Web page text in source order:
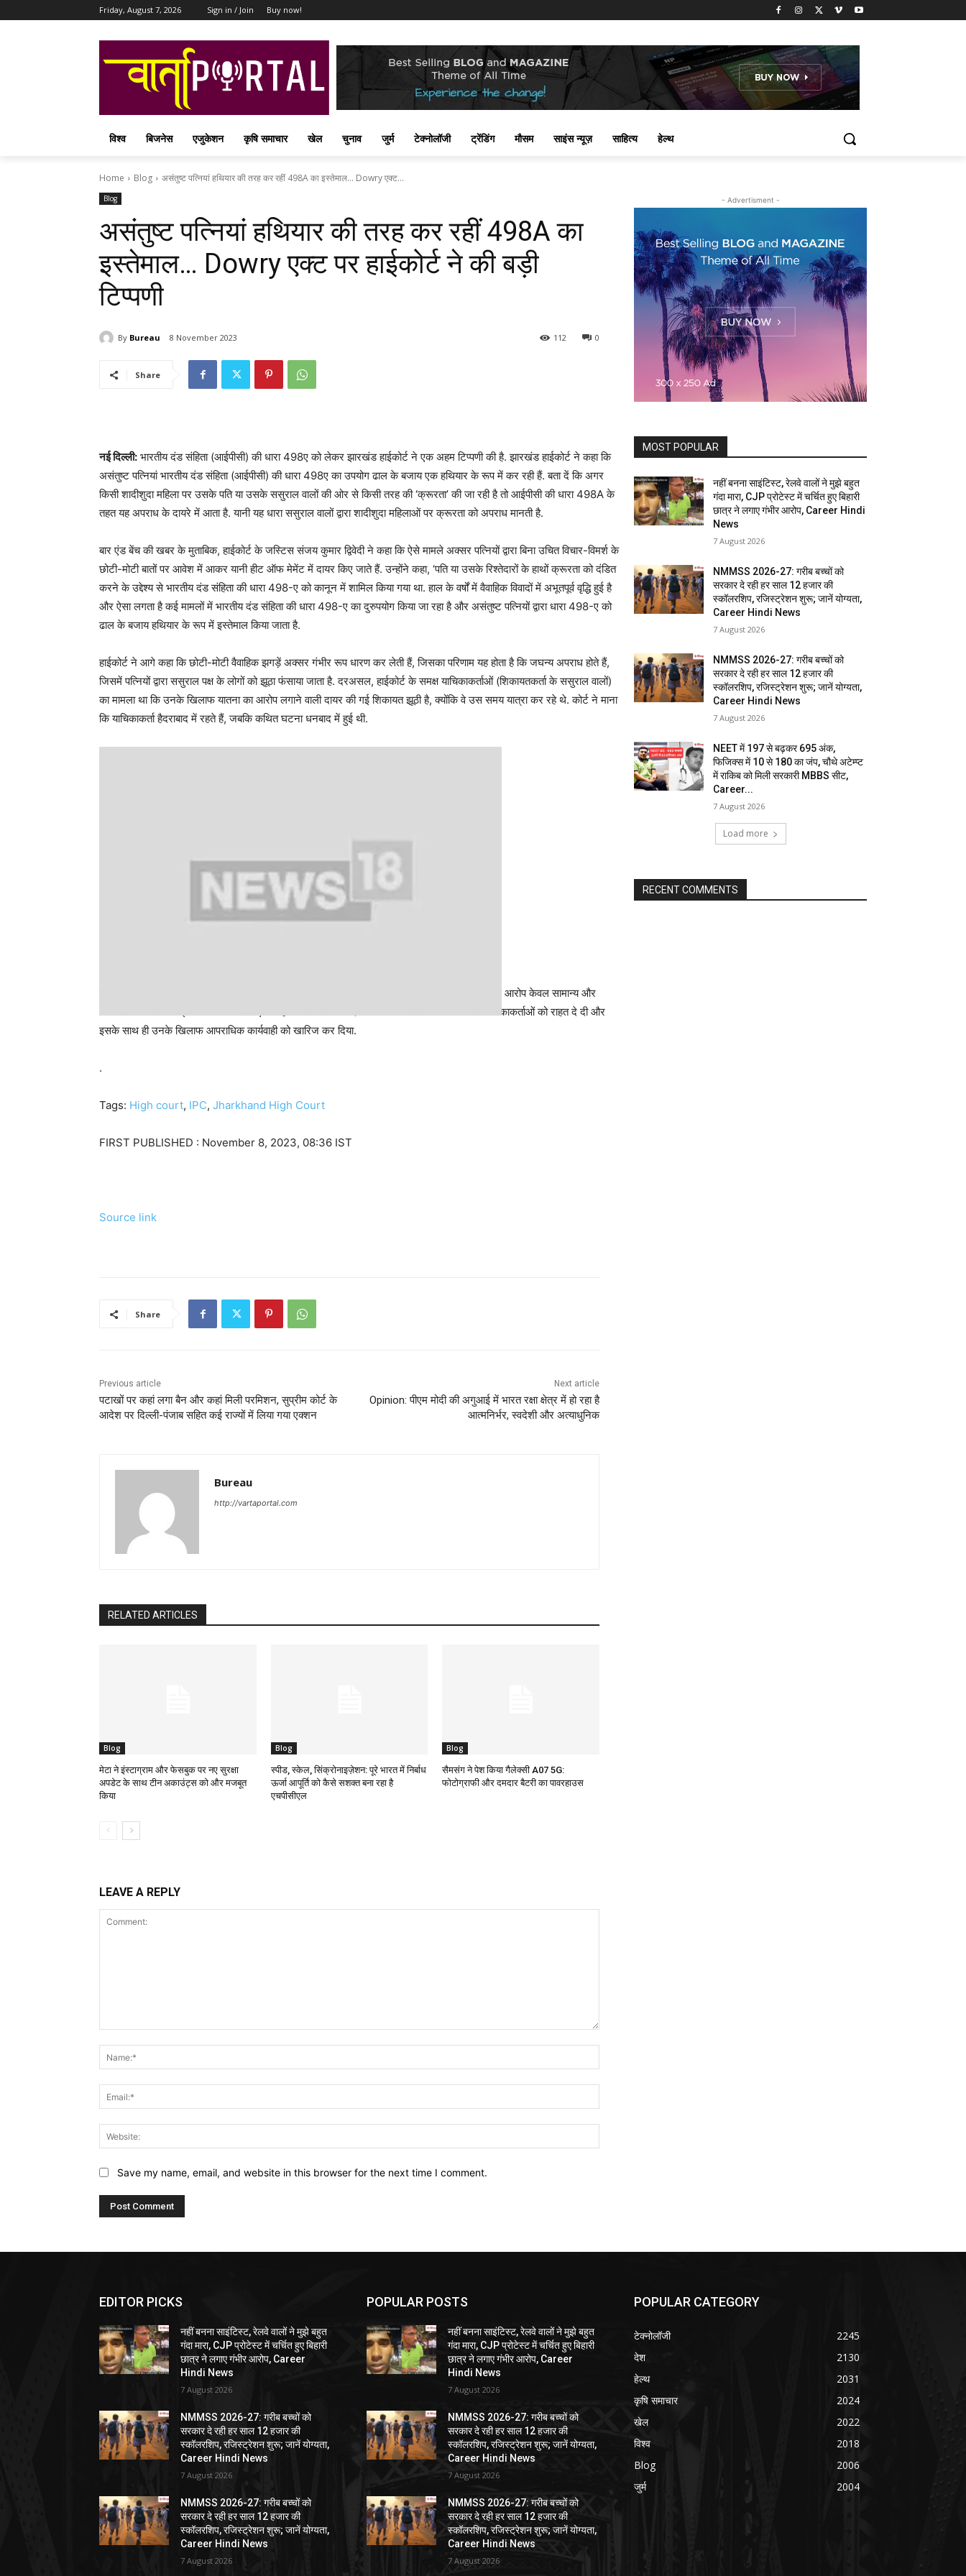
Friday, August 7, 2026 Sign in / Join Buy now!
विश्व बिजनेस एजुकेशन कृषि समाचार खेल चुनाव जुर्म टेक्नोलॉजी ट्रेंडिंग मौसम साइंस न्यूज़ साहित्य हेल्थ
Home Blog असंतुष्ट पत्नियां हथियार की तरह कर रहीं 498A का इस्तेमाल... Dowry एक्ट...
Blog
असंतुष्ट पत्नियां हथियार की तरह कर रहीं 498A का
इस्तेमाल… Dowry एक्ट पर हाईकोर्ट ने की बड़ी
टिप्पणी
By Bureau 8 November 2023 0
112
Share
नई दिल्ली: भारतीय दंड संहिता (आईपीसी) की धारा 498ए को लेकर झारखंड हाईकोर्ट ने एक अहम टिप्पणी की है. झारखंड हाईकोर्ट ने कहा कि
असंतुष्ट पत्नियां भारतीय दंड संहिता (आईपीसी) की धारा 498ए का उपयोग ढाल के बजाय एक हथियार के रूप में कर रही हैं. बता दें कि अगर
किसी शादीशुदा महिला पर उसके पति या उसके ससुराल वालों की ओर से किसी तरह की ‘क्रूरता’ की जा रही है तो आईपीसी की धारा 498A के
तहत यह अपराध के दायरे में आता है. यानी यह धारा ससुराल वालों द्वारा शादीशुदा महिलाओं पर क्रूरता को अपराध मानती है.
बार एंड बेंच की खबर के मुताबिक, हाईकोर्ट के जस्टिस संजय कुमार द्विवेदी ने कहा कि ऐसे मामले अक्सर पत्नियों द्वारा बिना उचित विचार-विमर्श के
छोटी-मोटी बातों पर आवेश में आकर यानी हीट ऑफ मेमेंट में दायर किए जाते हैं. उन्होंने कहा, ‘पति या उसके रिश्तेदारों के हाथों क्रूरता को दंडित
करने के उद्देश्य से भारतीय दंड संहिता की धारा 498-ए को कानून में शामिल किया गया था. हाल के वर्षों में वैवाहिक विवादों में अभूतपूर्व वृद्धि हुई है
और ऐसा लगता है कई मामलों में भारतीय दंड संहिता की धारा 498-ए का दुरुपयोग किया जा रहा है और असंतुष्ट पत्नियों द्वारा धारा 498-ए को
ढाल के बजाय हथियार के रूप में इस्तेमाल किया जाता है.
हाईकोर्ट ने आगे कहा कि छोटी-मोटी वैवाहिक झगड़ें अक्सर गंभीर रूप धारण कर लेती हैं, जिसका परिणाम यह होता है कि जघन्य अपराध होते हैं,
जिसमें पत्नियों द्वारा ससुराल पक्ष के लोगों को झूठा फंसाया जाता है. दरअसल, हाईकोर्ट के समक्ष याचिकाकर्ताओं (शिकायतकर्ता के ससुराल वालों)
का मामला था कि उनके खिलाफ यातना का आरोप लगाने वाली दायर की गई शिकायत झूठी है, क्योंकि वे उस समय यात्रा कर रहे थे. कोर्ट ने माना
कि याचिकाकर्ता हैदराबाद में रहते हैं, जबकि कथित घटना धनबाद में हुई थी.
हाईकोर्ट ने यह भी पाया कि मामले में याचिकाकर्ताओं की भूमिका का खुलासा नहीं किया गया था और उनके खिलाफ आरोप केवल सामान्य और
अस्पष्ट थे. कोर्ट ने आईपीसी की धारा 498ए के तहत निराधार मामले दर्ज करने पर निराशा व्यक्त की और याचिकाकर्ताओं को राहत दे दी और
इसके साथ ही उनके खिलाफ आपराधिक कार्यवाही को खारिज कर दिया.
.
Tags: High court, IPC, Jharkhand High Court
FIRST PUBLISHED : November 8, 2023, 08:36 IST
Source link
Share
Previous article
पटाखों पर कहां लगा बैन और कहां मिली परमिशन, सुप्रीम कोर्ट के
आदेश पर दिल्ली-पंजाब सहित कई राज्यों में लिया गया एक्शन
Next article
Opinion: पीएम मोदी की अगुआई में भारत रक्षा क्षेत्र में हो रहा है
आत्मनिर्भर, स्वदेशी और अत्याधुनिक
Bureau
http://vartaportal.com
RELATED ARTICLES
Blog
मेटा ने इंस्टाग्राम और फेसबुक पर नए सुरक्षा
अपडेट के साथ टीन अकाउंट्स को और मजबूत
किया
Blog
स्पीड, स्केल, सिंक्रोनाइज़ेशन: पूरे भारत में निर्बाध
ऊर्जा आपूर्ति को कैसे सशक्त बना रहा है
एचपीसीएल
Blog
सैमसंग ने पेश किया गैलेक्सी A07 5G:
फोटोग्राफी और दमदार बैटरी का पावरहाउस
LEAVE A REPLY
Save my name, email, and website in this browser for the next time I comment.
- Advertisment -
MOST POPULAR
नहीं बनना साइंटिस्ट, रेलवे वालों ने मुझे बहुत
गंदा मारा, CJP प्रोटेस्ट में चर्चित हुए बिहारी
छात्र ने लगाए गंभीर आरोप, Career Hindi
News
7 August 2026
NMMSS 2026-27: गरीब बच्चों को
सरकार दे रही हर साल 12 हजार की
स्कॉलरशिप, रजिस्ट्रेशन शुरू; जानें योग्यता,
Career Hindi News
7 August 2026
NMMSS 2026-27: गरीब बच्चों को
सरकार दे रही हर साल 12 हजार की
स्कॉलरशिप, रजिस्ट्रेशन शुरू; जानें योग्यता,
Career Hindi News
7 August 2026
NEET में 197 से बढ़कर 695 अंक,
फिजिक्स में 10 से 180 का जंप, चौथे अटेम्प्ट
में राकिब को मिली सरकारी MBBS सीट,
Career...
7 August 2026
Load more
RECENT COMMENTS
EDITOR PICKS
नहीं बनना साइंटिस्ट, रेलवे वालों ने मुझे बहुत
गंदा मारा, CJP प्रोटेस्ट में चर्चित हुए बिहारी
छात्र ने लगाए गंभीर आरोप, Career
Hindi News
7 August 2026
NMMSS 2026-27: गरीब बच्चों को
सरकार दे रही हर साल 12 हजार की
स्कॉलरशिप, रजिस्ट्रेशन शुरू; जानें योग्यता,
Career Hindi News
7 August 2026
NMMSS 2026-27: गरीब बच्चों को
सरकार दे रही हर साल 12 हजार की
स्कॉलरशिप, रजिस्ट्रेशन शुरू; जानें योग्यता,
Career Hindi News
7 August 2026
POPULAR POSTS
नहीं बनना साइंटिस्ट, रेलवे वालों ने मुझे बहुत
गंदा मारा, CJP प्रोटेस्ट में चर्चित हुए बिहारी
छात्र ने लगाए गंभीर आरोप, Career
Hindi News
7 August 2026
NMMSS 2026-27: गरीब बच्चों को
सरकार दे रही हर साल 12 हजार की
स्कॉलरशिप, रजिस्ट्रेशन शुरू; जानें योग्यता,
Career Hindi News
7 August 2026
NMMSS 2026-27: गरीब बच्चों को
सरकार दे रही हर साल 12 हजार की
स्कॉलरशिप, रजिस्ट्रेशन शुरू; जानें योग्यता,
Career Hindi News
7 August 2026
POPULAR CATEGORY
टेक्नोलॉजी
2245
देश
2130
हेल्थ
2031
कृषि समाचार
2024
खेल
2022
विश्व
2018
Blog
2006
जुर्म
2004